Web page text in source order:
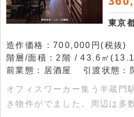
東京
造作価格：700,000円(税抜)
階層/面積：2階 / 43.6㎡
前業態：居酒屋
引渡状態：
オフィスワーカー集う半蔵門
き物件がでました。周辺は多